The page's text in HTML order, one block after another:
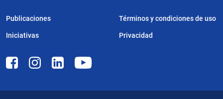
Publicaciones
Iniciativas
Términos y condiciones de uso
Privacidad